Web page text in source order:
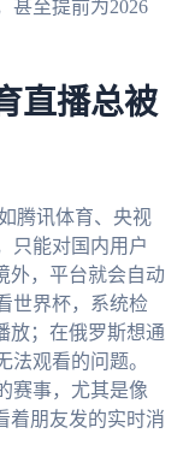
甚至提前为2026
直播总被
腾讯体育、央视
只能对国内用户
外，平台就会自动
世界杯，系统检
放；在俄罗斯想通
观看的问题。
赛事，尤其是像
着朋友发的实时消